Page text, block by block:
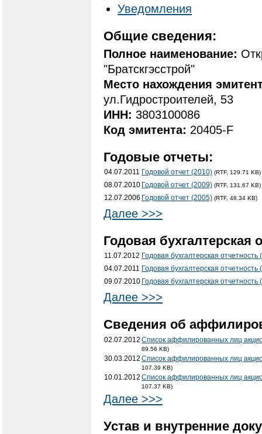
Уведомления
Общие сведения:
Полное наименование:
"Братскгэсстрой"
Место нахождения
ул.Гидростроителей, 53
ИНН: 3803100086
Код эмитента: 20405-F
Годовые отчеты:
04.07.2011 Годовой отчет (2010) (RTF, 129.71 KB)
08.07.2010 Годовой отчет (2009) (RTF, 131.67 KB)
12.07.2006 Годовой отчет (2005) (RTF, 48.34 KB)
Далее >>>
Годовая бухгалтерская
11.07.2012 Годовая бухгалтерская отчетность
04.07.2011 Годовая бухгалтерская отчетность
09.07.2010 Годовая бухгалтерская отчетность
Далее >>>
Cведения об
02.07.2012 Список аффилированных лиц
89.56 KB)
30.03.2012 Список аффилированных лиц
107.39 KB)
10.01.2012 Список аффилированных лиц
107.37 KB)
Далее >>>
Устав и внутренние